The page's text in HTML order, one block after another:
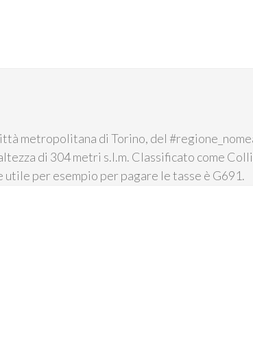
metropolitana di Torino, del
di 304 metri s.l.m. Classificato come
per esempio per pagare le tasse è G691.